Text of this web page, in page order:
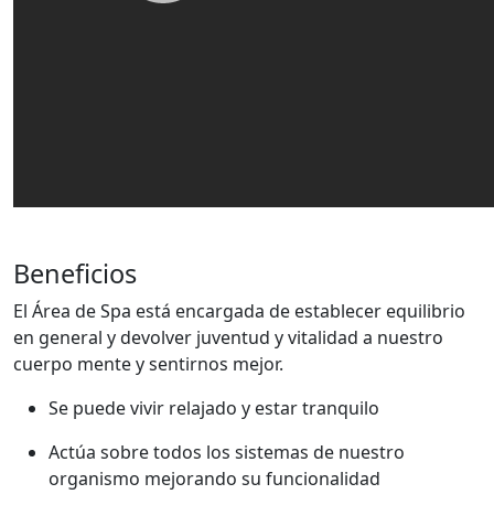
Beneficios
El Área de Spa está encargada de establecer equilibrio
en general y devolver juventud y vitalidad a nuestro
cuerpo mente y sentirnos mejor.
Se puede vivir relajado y estar tranquilo
Actúa sobre todos los sistemas de nuestro
organismo mejorando su funcionalidad